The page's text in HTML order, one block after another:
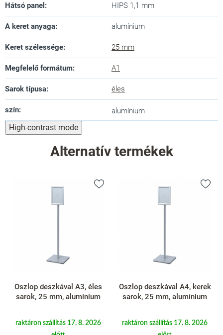
Hátsó panel : HIPS 1,1 mm
A keret anyaga: alumínium
Keret szélessége: 25 mm
Megfelelő formátum: A1
Sarok típusa: éles
szín: alumínium
High-contrast mode
Alternatív termékek
Oszlop deszkával A3, éles
sarok, 25 mm, alumínium
raktáron szállítás 17. 8. 2026
Oszlop deszkával A4, kerek
sarok, 25 mm, alumínium
raktáron szállítás 17. 8. 2026